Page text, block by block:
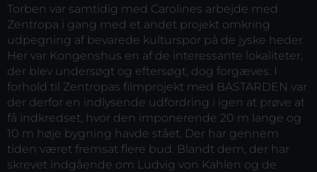
Torben var samtidig med Carolines arbejde med
Zentropa i gang med et andet projekt omkring
udpegning af bevarede kulturspor på de jyske heder.
Her var Kongenshus en af de interessante lokaliteter,
der blev undersøgt og eftersøgt, dog forgæves. I
forhold til Zentropas filmprojekt med BASTARDEN var
der derfor en indlysende udfordring i igen at prøve at
få indkredset, hvor den imponerende 20 m lange og
10 m høje bygning havde stået. Der har gennem
tiden været fremsat flere bud. Blandt dem, der har
skrevet indgående om Ludvig von Kahlen og de